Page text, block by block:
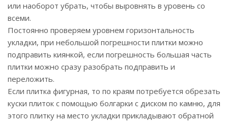
или наоборот убрать, чтобы выровнять в уровень со
всеми.
Постоянно проверяем уровнем горизонтальность
укладки, при небольшой погрешности плитки можно
подправить киянкой, если погрешность большая часть
плитки можно сразу разобрать подправить и
переложить.
Если плитка фигурная, то по краям потребуется обрезать
куски плиток с помощью болгарки с диском по камню, для
этого плитку на место укладки прикладывают обратной